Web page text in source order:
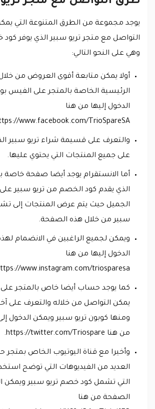
يوجد مجموعة من الطرق المتنوعة التي
التواصل مع متجر تريو سبير الذي يوفر
وهي على النحو التالي:
أولا يمكن متابعة أقوى العروض من
الرئيسية الخاصة بالمتجر على الفيس
الدخول إليها من هنا
www.facebook.com/TrioSpareSA/.
والتعرف على قسيمة شراء تريو سبير
على جميع المنتجات التي يحتوي عليها.
أما الانستقرام يوجد أيضا صفحة خاصة
الذي يقدم كود الخصم من تريو سبير
الجميل حيث يتم عرض المنتجات إلى
سبير من خلال هذه الصفحة.
ويمكن لجميع الراغبين في الانضمام
الدخول إليها من هنا
www.instagram.com/triosparesa/.
كما يوجد حساب أيضا خاص بالمتجر على
يمكن التواصل من خلاله والتعرف على
ومنها كوبون تريو سبير ويمكن الدخول
من هنا https://twitter.com/Triospare.
وأخيرا مع قناة اليوتيوب الخاص بمتجر
العديد من الفيديوهات التي توضح
التي تشمل كود خصم تريو سبير ويمكن
الصفحة من هنا